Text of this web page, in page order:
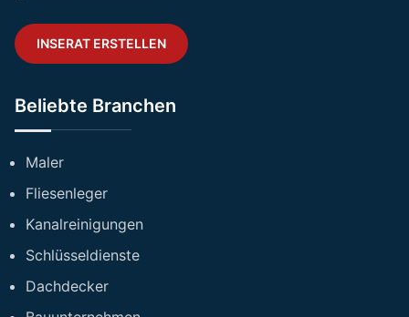
INSERAT ERSTELLEN
Beliebte Branchen
Maler
Fliesenleger
Kanalreinigungen
Schlüsseldienste
Dachdecker